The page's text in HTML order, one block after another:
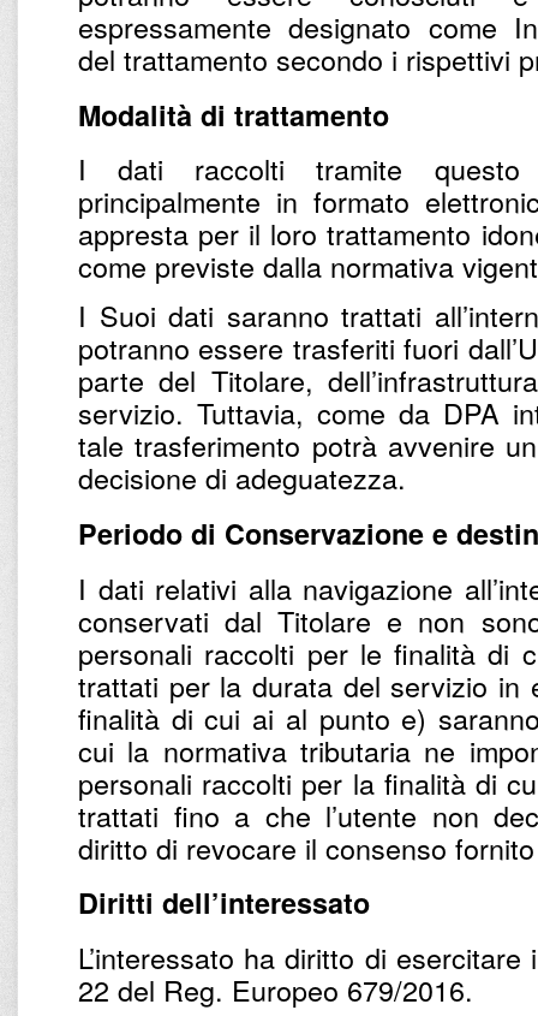
espressamente designato come
del trattamento secondo i rispettivi
Modalità di trattamento
I dati raccolti tramite
principalmente in formato
appresta per il loro trattamento
come previste dalla normativa
I Suoi dati saranno trattati
potranno essere trasferiti fuori
parte del Titolare,
servizio. Tuttavia, come da DPA
tale trasferimento potrà avvenire
decisione di adeguatezza.
Periodo di Conservazione e
I dati relativi alla navigazione
conservati dal Titolare e non
personali raccolti per le finalità di
trattati per la durata del servizio in
finalità di cui ai al punto e)
cui la normativa tributaria ne
personali raccolti per la finalità di
trattati fino a che l’utente non
diritto di revocare il consenso
Diritti dell’interessato
L’interessato ha diritto di
22 del Reg. Europeo 679/2016.